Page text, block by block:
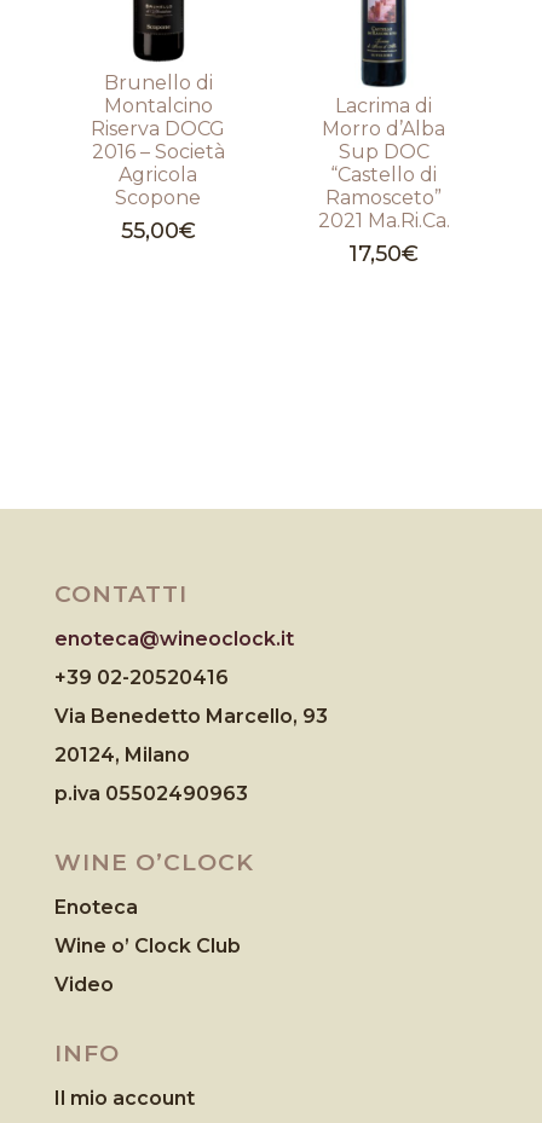
Brunello di
Montalcino
Riserva DOCG
2016 – Società
Agricola
Scopone
55,00€
Lacrima di
Morro d’Alba
Sup DOC
“Castello di
Ramosceto”
2021 Ma.Ri.Ca.
17,50€
CONTATTI
enoteca@wineoclock.it
+39 02-20520416
Via Benedetto Marcello, 93
20124, Milano
p.iva 05502490963
WINE O’CLOCK
Enoteca
Wine o’ Clock Club
Video
INFO
Il mio account